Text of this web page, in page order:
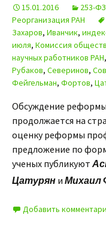
15.01.2016 253-
Реорганизация РАН
Захаров, Иванчик,
июля, Комиссия
научных работников РАН,
Рубаков, Северинов,
Фейгельман, Фортов,
Обсуждение реформы
продолжается на
оценку реформы
предложение по
ученых публикуют
Цатурян и Михаил
Добавить